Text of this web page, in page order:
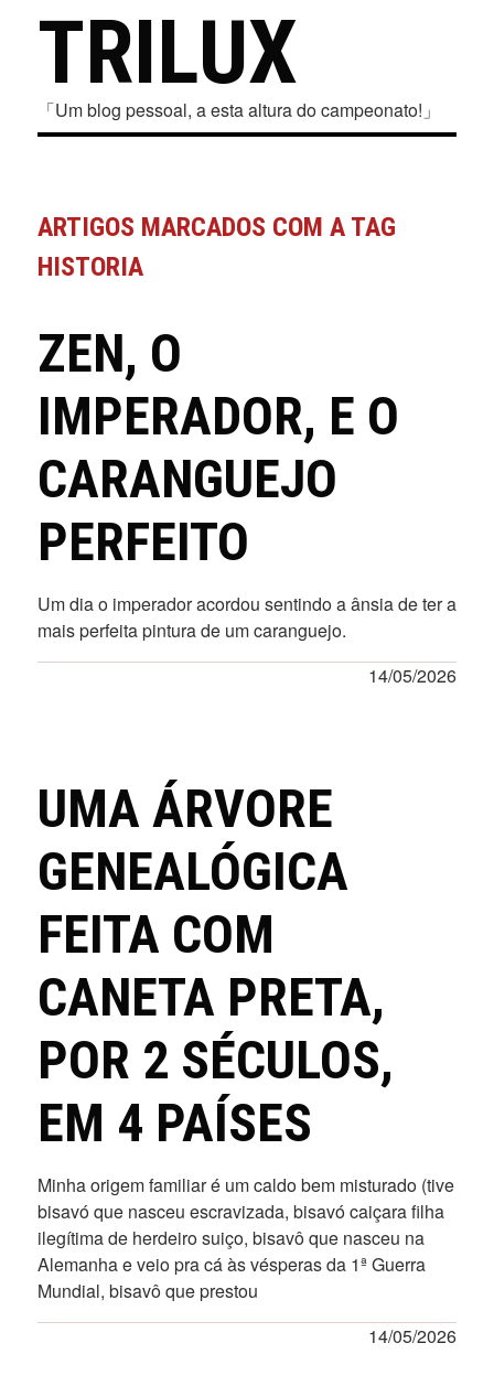
TRILUX
「Um blog pessoal, a esta altura do campeonato!」
ARTIGOS MARCADOS COM A TAG
HISTORIA
ZEN, O
IMPERADOR, E O
CARANGUEJO
PERFEITO
Um dia o imperador acordou sentindo a ânsia de ter a
mais perfeita pintura de um caranguejo.
14/05/2026
UMA ÁRVORE
GENEALÓGICA
FEITA COM
CANETA PRETA,
POR 2 SÉCULOS,
EM 4 PAÍSES
Minha origem familiar é um caldo bem misturado (tive
bisavó que nasceu escravizada, bisavó caiçara filha
ilegítima de herdeiro suiço, bisavô que nasceu na
Alemanha e veio pra cá às vésperas da 1ª Guerra
Mundial, bisavô que prestou
14/05/2026